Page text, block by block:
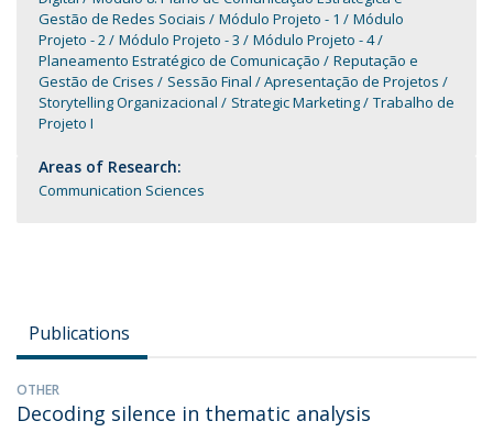
Gestão de Redes Sociais
Módulo Projeto - 1
Módulo
Projeto - 2
Módulo Projeto - 3
Módulo Projeto - 4
Planeamento Estratégico de Comunicação
Reputação e
Gestão de Crises
Sessão Final / Apresentação de Projetos
Storytelling Organizacional
Strategic Marketing
Trabalho de
Projeto I
Areas of Research:
Communication Sciences
Publications
OTHER
Decoding silence in thematic analysis